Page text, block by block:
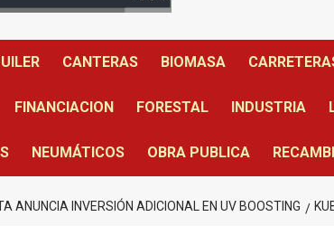
CANTERAS BIOMASA
FINANCIACION FORESTAL INDUSTRIA
NEUMÁTICOS OBRA PUBLICA
ANUNCIA INVERSIÓN ADICIONAL EN UV BOOSTING